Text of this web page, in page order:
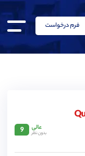
فرم درخواست
عالی
بدون نظر 9
11,